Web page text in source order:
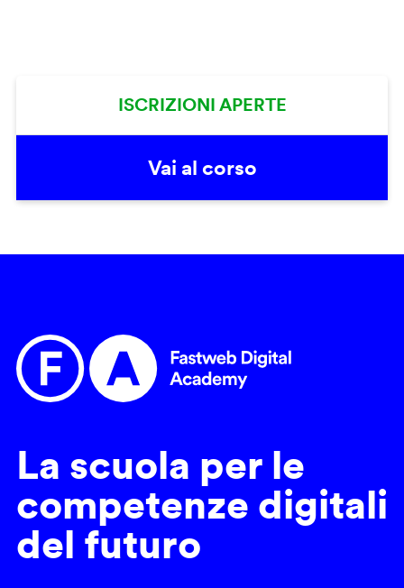
ISCRIZIONI APERTE
Vai al corso
La scuola per le
competenze digitali
del futuro